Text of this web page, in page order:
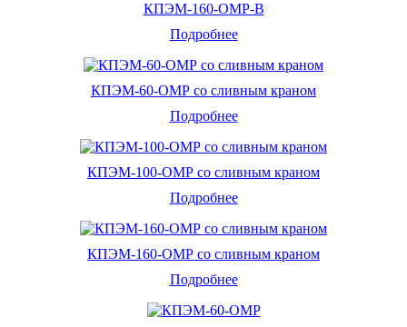
КПЭМ-160-ОМР-В
Подробнее
КПЭМ-60-ОМР со сливным краном
Подробнее
КПЭМ-100-ОМР со сливным краном
Подробнее
КПЭМ-160-ОМР со сливным краном
Подробнее